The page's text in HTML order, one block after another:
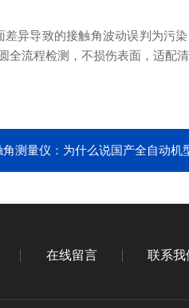
异导致的接触角波动误判为污
流程检测，不损伤表面，适配
测量仪：为什么说国产全自动机
在线留言 联系我